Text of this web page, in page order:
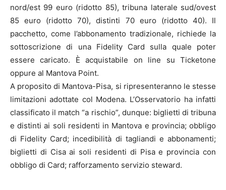
nord/est 99 euro (ridotto 85), tribuna laterale sud/ovest
85 euro (ridotto 70), distinti 70 euro (ridotto 40). Il
pacchetto, come l’abbonamento tradizionale, richiede la
sottoscrizione di una Fidelity Card sulla quale poter
essere caricato. È acquistabile on line su Ticketone
oppure al Mantova Point.
A proposito di Mantova-Pisa, si ripresenteranno le stesse
limitazioni adottate col Modena. L’Osservatorio ha infatti
classificato il match “a rischio”, dunque: biglietti di tribuna
e distinti ai soli residenti in Mantova e provincia; obbligo
di Fidelity Card; incedibilità di tagliandi e abbonamenti;
biglietti di Cisa ai soli residenti di Pisa e provincia con
obbligo di Card; rafforzamento servizio steward.